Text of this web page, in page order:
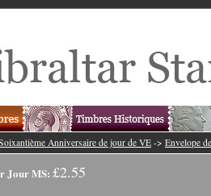
Anniversaire de jour de VE-> Envelope
Jour MS: £2.55